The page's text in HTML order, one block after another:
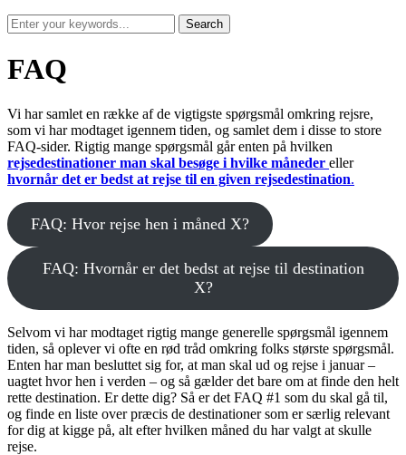
FAQ
Vi har samlet en række af de vigtigste spørgsmål omkring rejsre,
som vi har modtaget igennem tiden, og samlet dem i disse to store
FAQ-sider. Rigtig mange spørgsmål går enten på hvilken
rejsedestinationer man skal besøge i hvilke måneder eller
hvornår det er bedst at rejse til en given rejsedestination.
FAQ: Hvor rejse hen i måned X?
FAQ: Hvornår er det bedst at rejse til destination
X?
Selvom vi har modtaget rigtig mange generelle spørgsmål igennem
tiden, så oplever vi ofte en rød tråd omkring folks største spørgsmål.
Enten har man besluttet sig for, at man skal ud og rejse i januar –
uagtet hvor hen i verden – og så gælder det bare om at finde den helt
rette destination. Er dette dig? Så er det FAQ #1 som du skal gå til,
og finde en liste over præcis de destinationer som er særlig relevant
for dig at kigge på, alt efter hvilken måned du har valgt at skulle
rejse.